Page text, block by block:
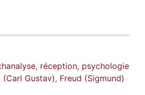
, réception, psychologie
(Carl Gustav), Freud (Sigmund)